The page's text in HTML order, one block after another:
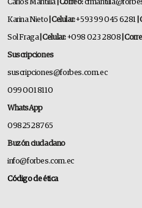
Carlos Mantilla | Correo:
Karina Nieto | Celular:+593 99 045 6281
Sol Fraga| Celular:+098 023 2808 |
Suscripciones
suscripciones@forbes.com.ec
099 001 8110
WhatsApp
0982528765
Buzón ciudadano
info@forbes.com.ec
Código de ética